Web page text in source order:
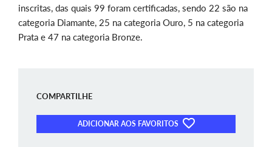
inscritas, das quais 99 foram certificadas, sendo 22 são na
categoria Diamante, 25 na categoria Ouro, 5 na categoria
Prata e 47 na categoria Bronze.
COMPARTILHE
ADICIONAR AOS FAVORITOS